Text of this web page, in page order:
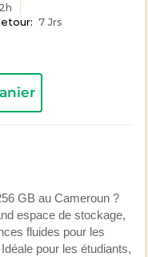
7 Jrs
GB au Cameroun ?
espace de stockage,
fluides pour les
pour les étudiants,